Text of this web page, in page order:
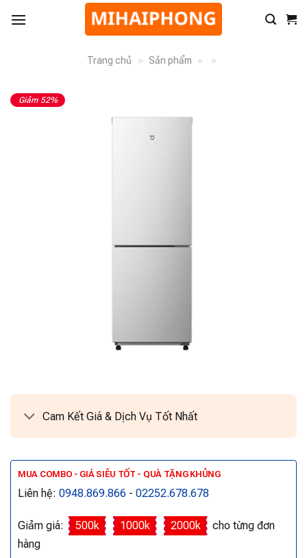
Trang chủ » Sản phẩm » »
Giảm 52%
Cam Kết Giá & Dịch Vụ Tốt Nhất
MUA COMBO - GIÁ SIÊU TỐT - QUÀ TẶNG KHỦNG
Liên hệ: 0948.869.866 - 02252.678.678
Giảm giá: 500k 1000k 2000k
cho từng đơn
hàng